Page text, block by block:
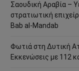
Σαουδική Αραβία –
στρατιωτική
Bab al-Mandab
Φωτιά στη Δυτική
Εκκενώσεις με 112